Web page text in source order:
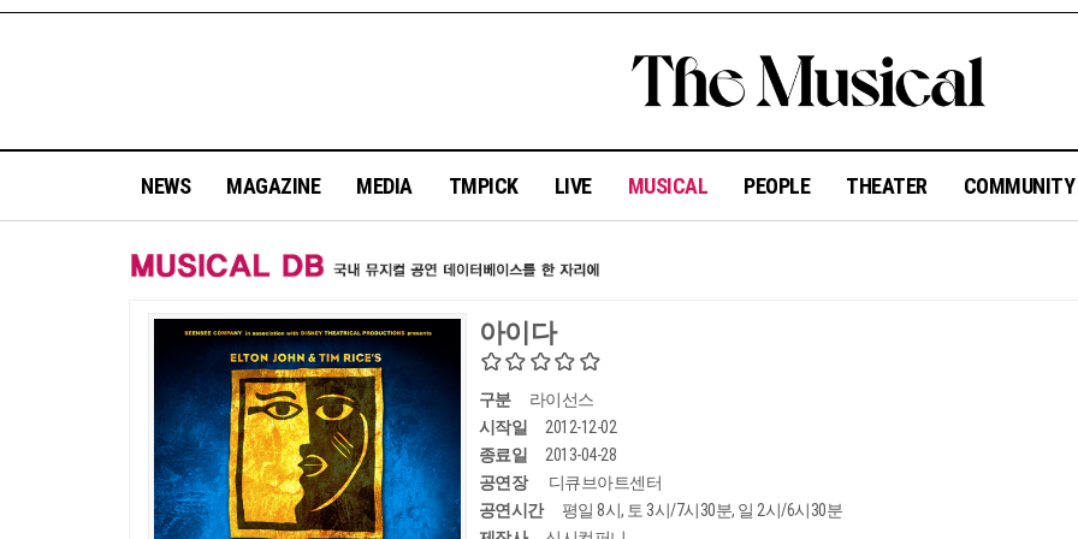
NEWS MAGAZINE MEDIA TMPICK LIVE MUSICAL PEOPLE THEATER COMMUNITY
아이다
구분
라이선스
시작일
2012-12-02
종료일
2013-04-28
공연장
디큐브아트센터
공연시간
평일 8시, 토 3시/7시30분, 일 2시/6시30분